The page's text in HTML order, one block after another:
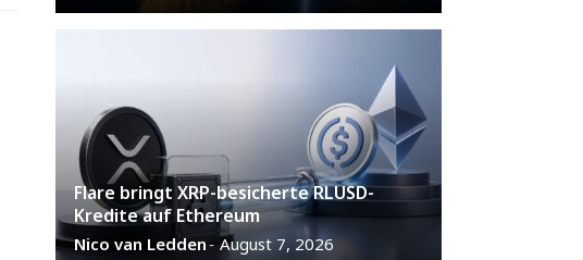
Flare bringt XRP-besicherte RLUSD-
Kredite auf Ethereum
Nico van Ledden- August 7, 2026